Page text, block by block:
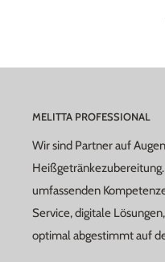
MELITTA PROFESSIONAL
Wir sind Partner auf
umfassenden
Service, digitale
optimal abgestimmt auf